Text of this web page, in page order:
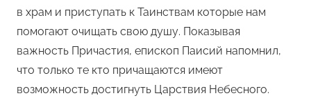
в храм и приступать к Таинствам которые нам
помогают очищать свою душу. Показывая
важность Причастия, епископ Паисий напомнил,
что только те кто причащаются имеют
возможность достигнуть Царствия Небесного.